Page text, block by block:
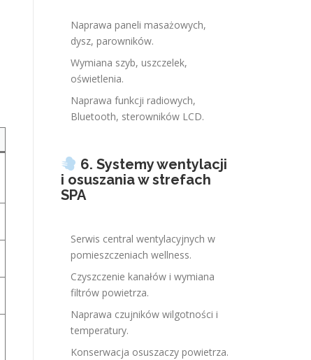
Naprawa paneli masażowych,
dysz, parowników.
Wymiana szyb, uszczelek,
oświetlenia.
Naprawa funkcji radiowych,
Bluetooth, sterowników LCD.
6. Systemy wentylacji
i osuszania w strefach
SPA
Serwis central wentylacyjnych w
pomieszczeniach wellness.
Czyszczenie kanałów i wymiana
filtrów powietrza.
Naprawa czujników wilgotności i
temperatury.
Konserwacja osuszaczy powietrza.